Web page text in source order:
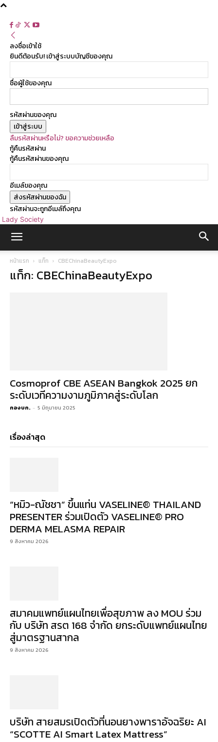
ลงชื่อเข้าใช้
ยินดีต้อนรับ! เข้าสู่ระบบบัญชีของคุณ
ชื่อผู้ใช้ของคุณ
รหัสผ่านของคุณ
ลืมรหัสผ่านหรือไม่? ขอความช่วยเหลือ
กู้คืนรหัสผ่าน
กู้คืนรหัสผ่านของคุณ
อีเมล์ของคุณ
รหัสผ่านจะถูกอีเมล์ถึงคุณ
Lady Society
หน้าแรก แท็ก CBEChinaBeautyExpo
แท็ก: CBEChinaBeautyExpo
Cosmoprof CBE ASEAN Bangkok 2025 ยก
ระดับเวทีความงามภูมิภาคสู่ระดับโลก
กองบก. - 5 มิถุนายน 2025
เรื่องล่าสุด
“หมิว-ณัชชา” ขึ้นแท่น VASELINE® THAILAND
PRESENTER ร่วมเปิดตัว VASELINE® PRO
DERMA MELASMA REPAIR
9 สิงหาคม 2026
สมาคมแพทย์แผนไทยเพื่อสุขภาพ ลง MOU ร่วม
กับ บริษัท สรต 168 จำกัด ยกระดับแพทย์แผนไทย
สู่มาตรฐานสากล
9 สิงหาคม 2026
บริษัท สายสมรเปิดตัวที่นอนยางพาราอัจฉริยะ AI
“SCOTTE AI Smart Latex Mattress”